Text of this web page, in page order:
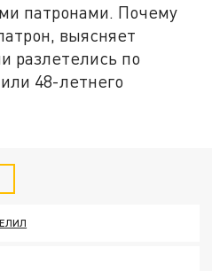
патронами. Почему
выясняет
разлетелись по
48-летнего